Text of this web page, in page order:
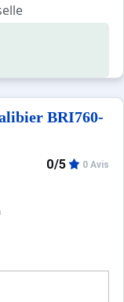
BRI760-
0/5 0 Avis